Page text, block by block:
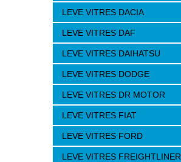
LEVE VITRES DACIA
LEVE VITRES DAF
LEVE VITRES DAIHATSU
LEVE VITRES DODGE
LEVE VITRES DR MOTOR
LEVE VITRES FIAT
LEVE VITRES FORD
LEVE VITRES FREIGHTLINER